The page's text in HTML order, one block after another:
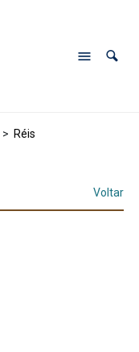
> Réis
Voltar